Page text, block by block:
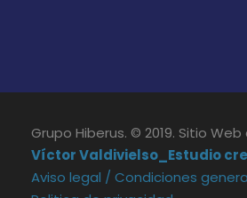
Grupo Hiberus. © 2019. Sitio
Víctor Valdivielso_Estudio
Aviso legal / Condiciones